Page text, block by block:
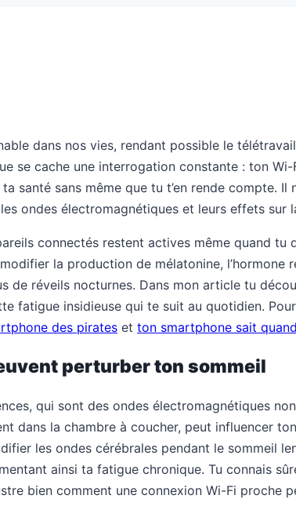
dans nos vies, rendant possible le
se cache une interrogation constante : ton
sans même que tu t’en rende compte. Il
ondes électromagnétiques et leurs effets sur
connectés restent actives même quand
la production de mélatonine, l’hormone
de réveils nocturnes. Dans mon article tu
fatigue insidieuse qui te suit au quotidien.
des pirates et ton smartphone sait
perturber ton sommeil
qui sont des ondes électromagnétiques
dans la chambre à coucher, peut influencer
les ondes cérébrales pendant le sommeil
ainsi ta fatigue chronique. Tu connais
bien comment une connexion Wi-Fi proche